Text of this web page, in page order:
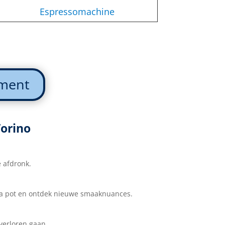
Espressomachine
afdronk.
pot en ontdek nieuwe smaaknuances.